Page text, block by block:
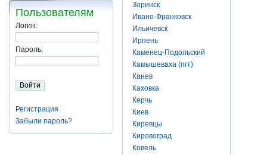
Пользователям
Логин:
Пароль:
Регистрация
Забыли пароль?
Зоринск
Ивано-Франковск
Ильичевск
Ирпень
Каменец-Подольский
Камышеваха (пгт)
Канев
Каховка
Керчь
Киев
Киревцы
Кировоград
Ковель